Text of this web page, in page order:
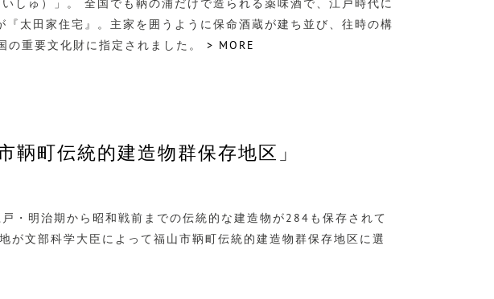
太田家住宅』。主家を囲うように保命酒蔵が建ち並び、往時の構
重要文化財に指定されました。 > MORE
町伝統的建造物群保存地区」
・明治期から昭和戦前までの伝統的な建造物が284も保存されて
文部科学大臣によって福山市鞆町伝統的建造物群保存地区に選